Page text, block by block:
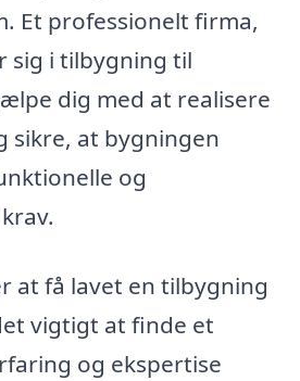
Et professionelt firma,
sig i tilbygning til
dig med at realisere
sikre, at bygningen
og
at få lavet en tilbygning
vigtigt at finde et
og ekspertise